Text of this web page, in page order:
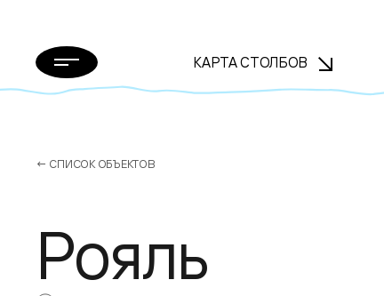
КАРТА СТОЛБОВ
← СПИСОК ОБЪЕКТОВ
Рояль